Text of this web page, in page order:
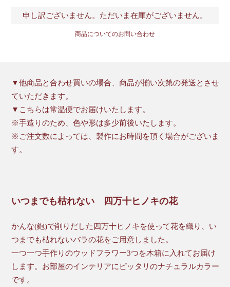
申し訳ございません。ただいま在庫がございません。
商品についてのお問い合わせ
▼他商品と合わせ買いの場合、商品が揃い次第の発送とさせ
ていただきます。
▼こちらは常温便でお届けいたします。
※手造りのため、色や形は多少前後いたします。
※ご注文数によっては、製作にお時間を頂く場合がございま
す。
いつまでも枯れない 四万十ヒノキの花
かんな(鉋)で削りだした四万十ヒノキを使って花を織り、い
つまでも枯れないバラの花をご用意しました。
一つ一つ手作りのウッドフラワー3つを木箱に入れてお届け
します。お部屋のインテリアにピッタリのナチュラルカラー
です。